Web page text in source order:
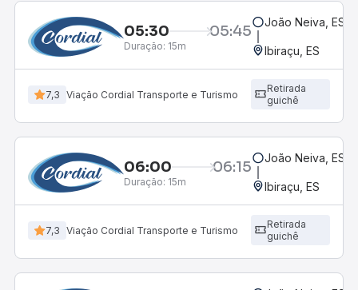
05:30 05:45
Duração: 15m
João Neiva, ES
Ibiraçu, ES
7,3 Viação Cordial Transporte e Turismo
Retirada
guichê
06:00 06:15
Duração: 15m
João Neiva, ES
Ibiraçu, ES
7,3 Viação Cordial Transporte e Turismo
Retirada
guichê